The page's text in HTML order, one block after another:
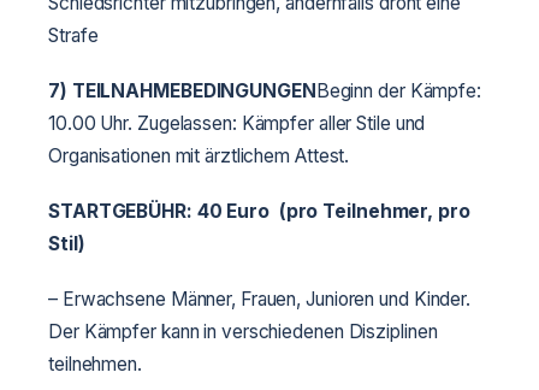
Strafe
7) TEILNAHMEBEDINGUNGENBeginn der Kämpfe:
10.00 Uhr. Zugelassen: Kämpfer aller Stile und
Organisationen mit ärztlichem Attest.
STARTGEBÜHR: 40 Euro (pro Teilnehmer, pro
Stil)
– Erwachsene Männer, Frauen, Junioren und Kinder.
Der Kämpfer kann in verschiedenen Disziplinen
teilnehmen.